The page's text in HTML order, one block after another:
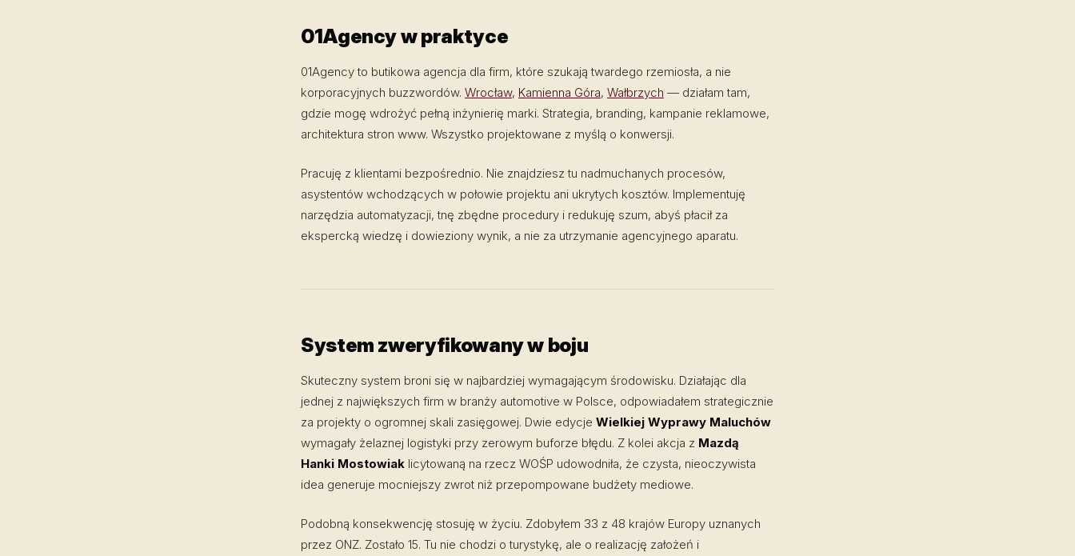
01Agency w praktyce
01Agency to butikowa agencja dla firm, które szukają twardego rzemiosła, a nie
korporacyjnych buzzwordów. Wrocław, Kamienna Góra, Wałbrzych — działam tam,
gdzie mogę wdrożyć pełną inżynierię marki. Strategia, branding, kampanie reklamowe,
architektura stron www. Wszystko projektowane z myślą o konwersji.
Pracuję z klientami bezpośrednio. Nie znajdziesz tu nadmuchanych procesów,
asystentów wchodzących w połowie projektu ani ukrytych kosztów. Implementuję
narzędzia automatyzacji, tnę zbędne procedury i redukuję szum, abyś płacił za
ekspercką wiedzę i dowieziony wynik, a nie za utrzymanie agencyjnego aparatu.
System zweryfikowany w boju
Skuteczny system broni się w najbardziej wymagającym środowisku. Działając dla
jednej z największych firm w branży automotive w Polsce, odpowiadałem strategicznie
za projekty o ogromnej skali zasięgowej. Dwie edycje Wielkiej Wyprawy Maluchów
wymagały żelaznej logistyki przy zerowym buforze błędu. Z kolei akcja z Mazdą
Hanki Mostowiak licytowaną na rzecz WOŚP udowodniła, że czysta, nieoczywista
idea generuje mocniejszy zwrot niż przepompowane budżety mediowe.
Podobną konsekwencję stosuję w życiu. Zdobyłem 33 z 48 krajów Europy uznanych
przez ONZ. Zostało 15. Tu nie chodzi o turystykę, ale o realizację założeń i